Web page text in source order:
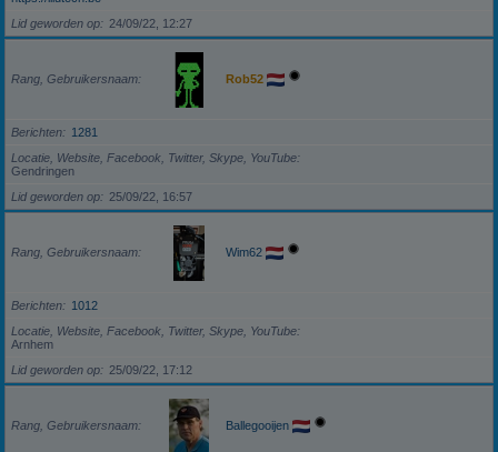
Lid geworden op
24/09/22, 12:27
Rang, Gebruikersnaam Rob52
Berichten
1281
Locatie, Website, Facebook, Twitter, Skype, YouTube
Gendringen
Lid geworden op
25/09/22, 16:57
Rang, Gebruikersnaam Wim62
Berichten
1012
Locatie, Website, Facebook, Twitter, Skype, YouTube
Arnhem
Lid geworden op
25/09/22, 17:12
Rang, Gebruikersnaam Ballegooijen